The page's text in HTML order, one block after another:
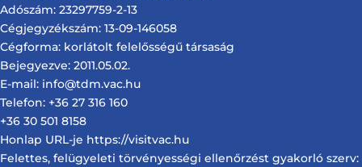
Adószám: 23297759-2-13
Cégjegyzékszám: 13-09-146058
Cégforma: korlátolt felelősségű társaság
Bejegyezve: 2011.05.02.
E-mail: info@tdm.vac.hu
Telefon: +36 27 316 160
+36 30 501 8158
Honlap URL-je https://visitvac.hu
Felettes, felügyeleti törvényességi ellenőrzést gyakorló szerv: